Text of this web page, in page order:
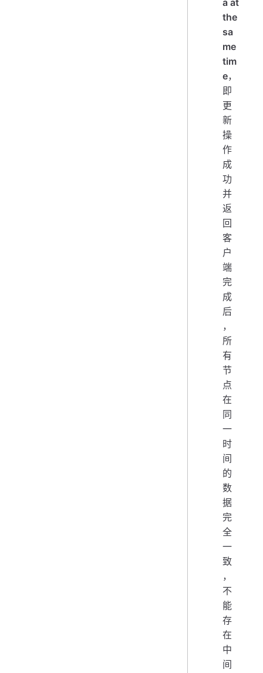
a at
the
sa
me
tim
e，
即
更
新
操
作
成
功
并
返
回
客
户
端
完
成
后
，
所
有
节
点
在
同
一
时
间
的
数
据
完
全
一
致
，
不
能
存
在
中
间